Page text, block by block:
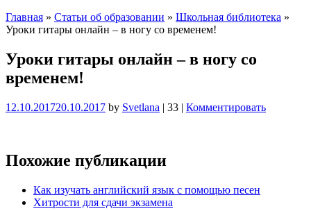
Главная » Статьи об образовании » Школьная библиотека »
Уроки гитары онлайн – в ногу со временем!
Уроки гитары онлайн – в ногу со
временем!
12.10.201720.10.2017 by Svetlana | 33 | Комментировать
Похожие публикации
Как изучать английский язык с помощью песен
Хитрости для сдачи экзамена